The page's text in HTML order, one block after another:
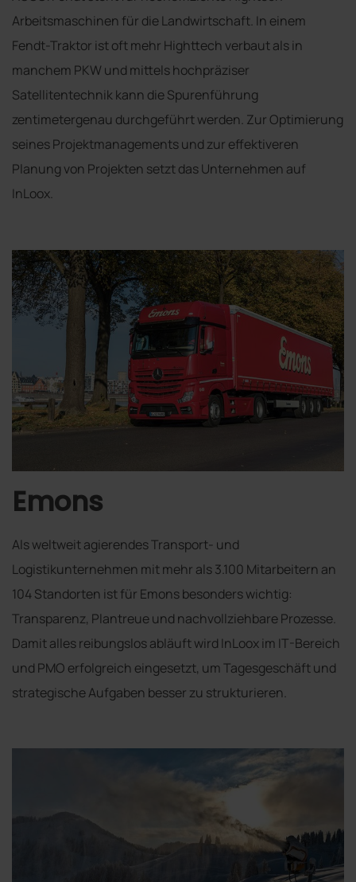
Arbeitsmaschinen für die Landwirtschaft. In einem
Fendt-Traktor ist oft mehr Highttech verbaut als in
manchem PKW und mittels hochpräziser
Satellitentechnik kann die Spurenführung
zentimetergenau durchgeführt werden. Zur Optimierung
seines Projektmanagements und zur effektiveren
Planung von Projekten setzt das Unternehmen auf
InLoox.
Emons
Als weltweit agierendes Transport- und
Logistikunternehmen mit mehr als 3.100 Mitarbeitern an
104 Standorten ist für Emons besonders wichtig:
Transparenz, Plantreue und nachvollziehbare Prozesse.
Damit alles reibungslos abläuft wird InLoox im IT-Bereich
und PMO erfolgreich eingesetzt, um Tagesgeschäft und
strategische Aufgaben besser zu strukturieren.